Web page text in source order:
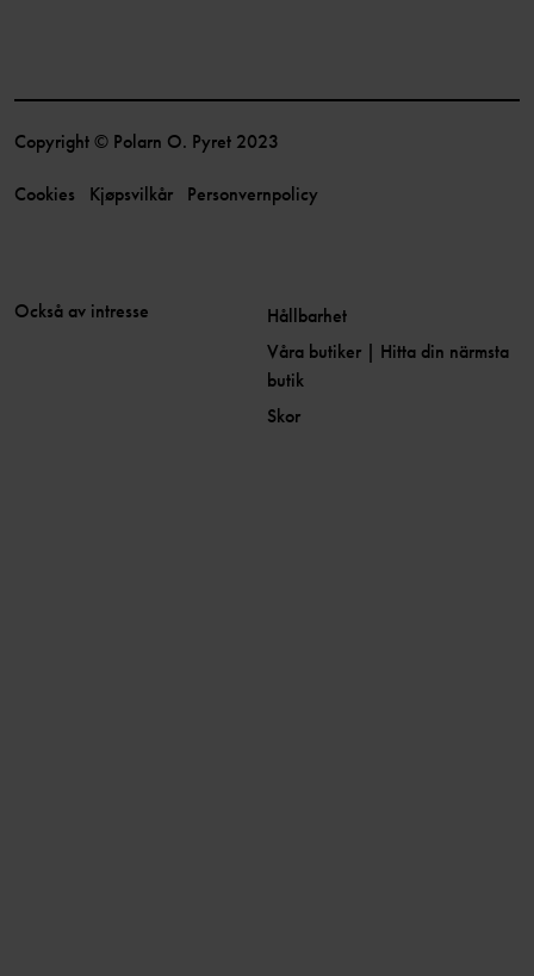
Copyright © Polarn O. Pyret 2023
Cookies Kjøpsvilkår Personvernpolicy
Också av intresse
Hållbarhet
Våra butiker | Hitta din närmsta
butik
Skor